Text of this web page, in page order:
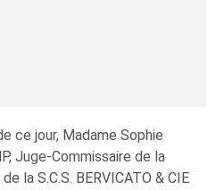
ce jour, Madame Sophie
Juge-Commissaire de la
la S.C.S. BERVICATO & CIE